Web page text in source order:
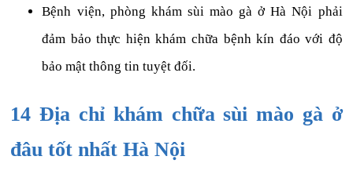
Bệnh viện, phòng khám sùi mào gà ở Hà Nội phải
đảm bảo thực hiện khám chữa bệnh kín đáo với độ
bảo mật thông tin tuyệt đối.
14 Địa chỉ khám chữa sùi mào gà ở
đâu tốt nhất Hà Nội